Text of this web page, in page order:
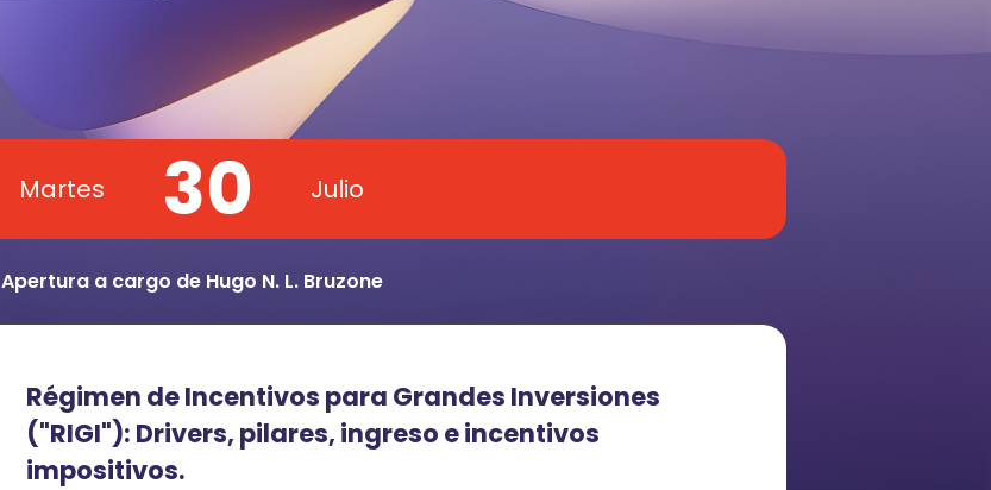
Martes 30 Julio
Apertura a cargo de Hugo N. L. Bruzone
Régimen de Incentivos para Grandes Inversiones
("RIGI"): Drivers, pilares, ingreso e incentivos
impositivos.